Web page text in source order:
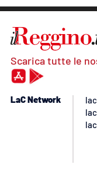
Scarica tutte le
LaC Network